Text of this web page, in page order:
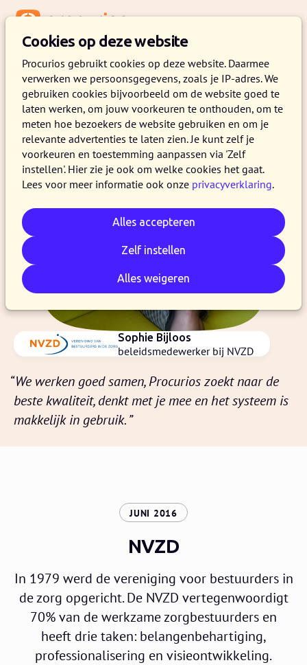
Cookies op deze website
Procurios gebruikt cookies op deze website. Daarmee
verwerken we persoonsgegevens, zoals je IP-adres. We
gebruiken cookies bijvoorbeeld om de website goed te
laten werken, om jouw voorkeuren te onthouden, om te
meten hoe bezoekers de website gebruiken en om je
relevante advertenties te laten zien. Je kunt zelf je
voorkeuren en toestemming aanpassen via 'Zelf
instellen'. Hier zie je ook om welke cookies het gaat.
Lees voor meer informatie ook onze privacyverklaring.
Alles accepteren
Zelf instellen
Alles weigeren
We werken goed samen, Procurios zoekt naar de
beste kwaliteit, denkt met je mee en het systeem is
makkelijk in gebruik.
Sophie Bijloos
beleidsmedewerker bij NVZD
JUNI 2016:
NVZD
In 1979 werd de vereniging voor bestuurders in
de zorg opgericht. De NVZD vertegenwoordigt
70% van de werkzame zorgbestuurders en
heeft drie taken: belangenbehartiging,
professionalisering en visieontwikkeling.